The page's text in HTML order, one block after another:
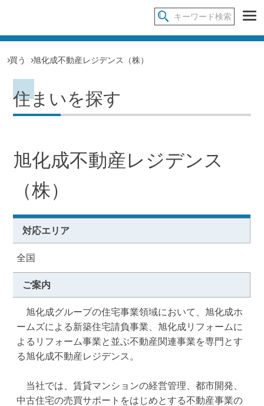
買う 旭化成不動産レジデンス（株）
住まいを探す
旭化成不動産レジデンス
（株）
対応エリア
全国
ご案内
旭化成グループの住宅事業領域において、旭化成ホ
ームズによる新築住宅請負事業、旭化成リフォームに
よるリフォーム事業と並ぶ不動産関連事業を専門とす
る旭化成不動産レジデンス。
当社では、賃貸マンションの経営管理、都市開発、
中古住宅の売買サポートをはじめとする不動産事業の